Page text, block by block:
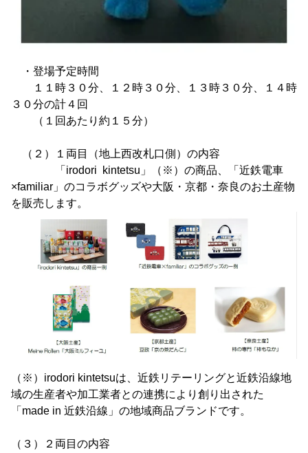
・登場予定時間
１１時３０分、１２時３０分、１３時３０分、１４時
３０分の計４回
（１回あたり約１５分）
（２）１両目（地上西改札口側）の内容
「irodori kintetsu」（※）の商品、「近鉄電車
×familiar」のコラボグッズや大阪・京都・奈良のお土産物
を販売します。
（※）irodori kintetsuは、近鉄リテーリングと近鉄沿線地
域の生産者や加工業者との連携により創り出された
「made in 近鉄沿線」の地域商品ブランドです。
（３）２両目の内容